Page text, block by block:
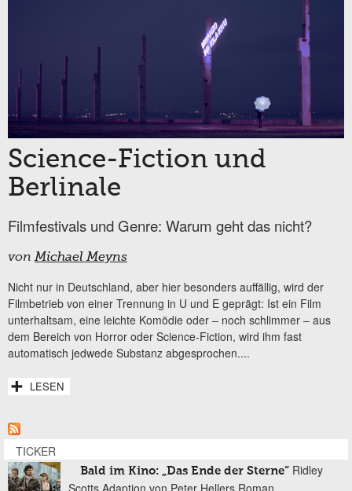
Science-Fiction und
Berlinale
Filmfestivals und Genre: Warum geht das nicht?
vonMichael Meyns
Nicht nur in Deutschland, aber hier besonders auffällig, wird der
Filmbetrieb von einer Trennung in U und E geprägt: Ist ein Film
unterhaltsam, eine leichte Komödie oder – noch schlimmer – aus
dem Bereich von Horror oder Science-Fiction, wird ihm fast
automatisch jedwede Substanz abgesprochen....
LESEN
TICKER
Bald im Kino: „Das Ende der Sterne“ Ridley
Scotts Adaption von Peter Hellers Roman